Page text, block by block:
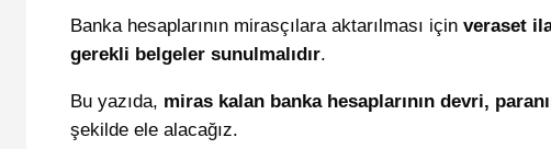
Banka hesaplarının mirasçılara aktarılması için veraset
gerekli belgeler sunulmalıdır.
Bu yazıda, miras kalan banka hesaplarının devri,
şekilde ele alacağız.